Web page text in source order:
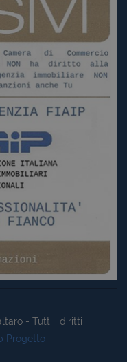
- Tutti i diritti
Progetto